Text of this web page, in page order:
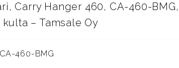
Carry Hanger 460, CA-460-
– Tamsale Oy
CA-460-BMG